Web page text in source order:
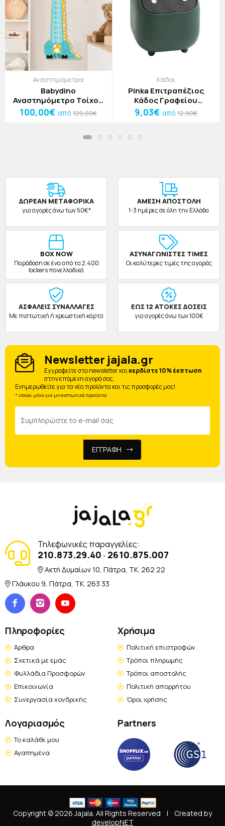
Αναστημόμετρα
Babydino
Αναστημόμετρο Τοίχου
Γαλάζιος Δεινόσαυρος
100,00€ από 125,00€
Κάδοι
Pinka Επιτραπέζιος
Κάδος Γραφείου
165x165x170mm Ροζ
9,03€ από 12,90€
ΔΩΡΕAΝ ΜΕΤΑΦΟΡΙΚΑ
για αγορές άνω των 50€*
ΑΜΕΣΗ ΑΠΟΣΤΟΛΗ
1-3 ημέρες σε όλη την Ελλάδα
BOX NOW
Παράδοση σε ένα από τα 2.400
lockers πανελλαδικά
ΑΣΥΝΑΓΩΝΙΣΤΕΣ ΤΙΜΕΣ
Οι καλύτερες τιμές της αγοράς
ΑΣΦΑΛΕΙΣ ΣΥΝΑΛΛΑΓΕΣ
Με πιστωτική ή χρεωστική κάρτα
ΕΩΣ 12 ΑΤΟΚΕΣ ΔΟΣΕΙΣ
για αγορές άνω των 100€
Newsletter jajala.gr
Eγγραφείτε στο newsletter καικερδίστε 10% έκπτωση
στην επόμενη αγορά σας.
Ενημερωθείτε για τα νέα προϊόντα και τις προσφορές μας!
* ισχύει μόνο για μη εκπτωτικά προϊόντα
ΕΓΓΡΑΦΗ
Τηλεφωνικές παραγγελίες:
210.873.29.40 - 2610.875.007
Ακτή Δυμαίων 10, Πάτρα, TK. 262 22
Γλάυκου 9, Πάτρα, TK. 263 33
Πληροφορίες
Άρθρα
Σχετικά με εμάς
Φυλλάδια Προσφορών
Επικοινωνία
Συνεργασία χονδρικής
Χρήσιμα
Πολιτική επιστροφών
Τρόποι πληρωμής
Τρόποι αποστολής
Πολιτική απορρήτου
Όροι χρήσης
Λογαριασμός
Το καλάθι μου
Αγαπημένα
Partners
Copyright © 2026 Jajala. All Rights Reserved |
Created by
developNET